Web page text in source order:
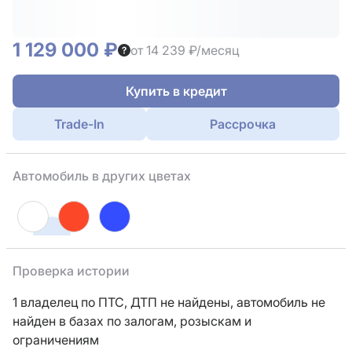
1 129 000 ₽ от 14 239 ₽/месяц
Купить в кредит
Trade-In Рассрочка
Автомобиль в других цветах
Проверка истории
1 владелец по ПТС, ДТП не найдены, автомобиль не
найден в базах по залогам, розыскам и
ограничениям